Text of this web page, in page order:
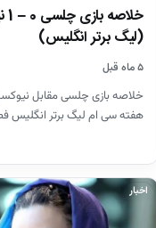
(لیگ برتر انگلیس)
۵ ماه قبل
خلاصه بازی چلسی مقابل
اخبار